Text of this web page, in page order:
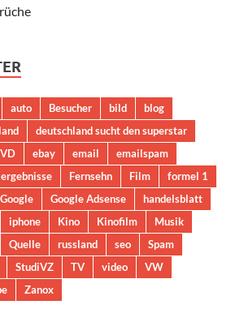
auto Besucher bild
blog
deutschland sucht den superstar
ebay email
emailspam
Fernsehn Film
formel 1
Google Google Adsense
handelsblatt
iphone Kino Kinofilm
Musik
Quelle russland seo
Spam
StudiVZ TV video
VW
Zanox